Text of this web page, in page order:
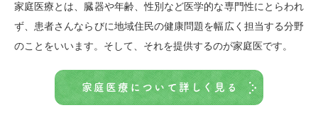
家庭医療とは、臓器や年齢、性別など医学的な専門性にとらわれ
ず、患者さんならびに地域住民の健康問題を幅広く担当する分野
のことをいいます。そして、それを提供するのが家庭医です。
家庭医療について詳しく見る